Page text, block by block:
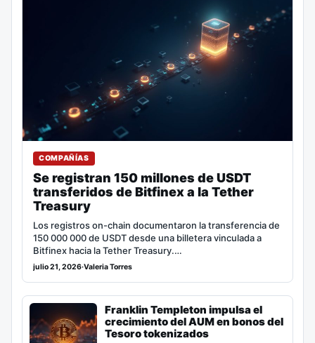
COMPAÑÍAS
Se registran 150 millones de USDT
transferidos de Bitfinex a la Tether
Treasury
Los registros on-chain documentaron la transferencia de
150 000 000 de USDT desde una billetera vinculada a
Bitfinex hacia la Tether Treasury.…
julio 21, 2026·Valeria Torres
Franklin Templeton impulsa el
crecimiento del AUM en bonos del
Tesoro tokenizados